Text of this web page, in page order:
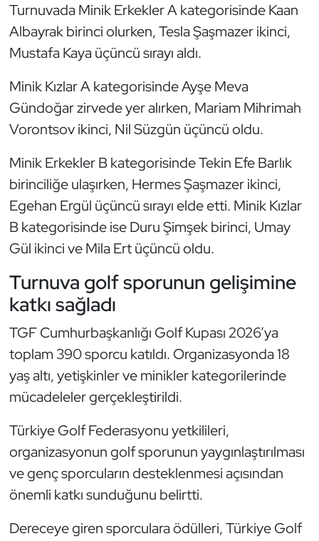
Turnuvada Minik Erkekler A kategorisinde Kaan
Albayrak birinci olurken, Tesla Şaşmazer ikinci,
Mustafa Kaya üçüncü sırayı aldı.
Minik Kızlar A kategorisinde Ayşe Meva
Gündoğar zirvede yer alırken, Mariam Mihrimah
Vorontsov ikinci, Nil Süzgün üçüncü oldu.
Minik Erkekler B kategorisinde Tekin Efe Barlık
birinciliğe ulaşırken, Hermes Şaşmazer ikinci,
Egehan Ergül üçüncü sırayı elde etti. Minik Kızlar
B kategorisinde ise Duru Şimşek birinci, Umay
Gül ikinci ve Mila Ert üçüncü oldu.
Turnuva golf sporunun gelişimine
katkı sağladı
TGF Cumhurbaşkanlığı Golf Kupası 2026’ya
toplam 390 sporcu katıldı. Organizasyonda 18
yaş altı, yetişkinler ve minikler kategorilerinde
mücadeleler gerçekleştirildi.
Türkiye Golf Federasyonu yetkilileri,
organizasyonun golf sporunun yaygınlaştırılması
ve genç sporcuların desteklenmesi açısından
önemli katkı sunduğunu belirtti.
Dereceye giren sporculara ödülleri, Türkiye Golf
Masa Tenisi
Modern Pentatlon
Motor Sporları
Muay Thai
Okçuluk
Optimist
Oryantiring
Özel Sporcular
Paralimpik
Ragbi
Satranç
Su Topu
Sualtı Sporları
Tekvando
Tenis